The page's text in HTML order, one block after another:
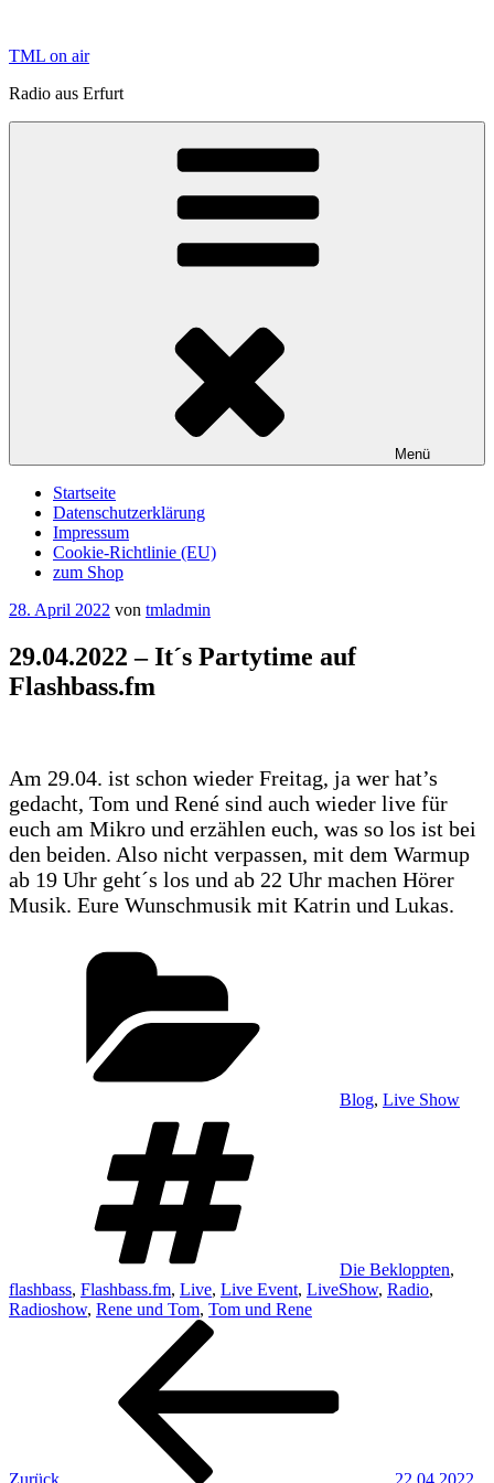
springen
TML on air
Radio aus Erfurt
Menü
Startseite
Datenschutzerklärung
Impressum
Cookie-Richtlinie (EU)
zum Shop
Veröffentlicht
28. April 2022 von tmladmin
29.04.2022 – It´s Partytime auf
Flashbass.fm
Am 29.04. ist schon wieder Freitag, ja wer hat’s
gedacht, Tom und René sind auch wieder live für
euch am Mikro und erzählen euch, was so los ist bei
den beiden. Also nicht verpassen, mit dem Warmup
ab 19 Uhr geht´s los und ab 22 Uhr machen Hörer
Musik. Eure Wunschmusik mit Katrin und Lukas.
Blog, Live Show
Die Bekloppten,
flashbass, Flashbass.fm, Live, Live Event, LiveShow, Radio,
Radioshow, Rene und Tom, Tom und Rene
Beitragsnavigation
Zurück 22.04.2022